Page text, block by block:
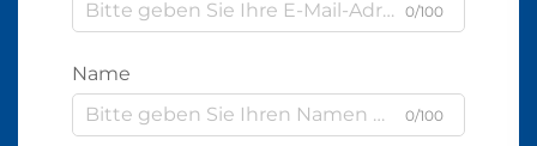
0/100
Name
0/100